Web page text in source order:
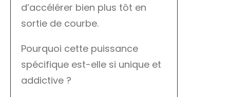
d’accélérer bien plus tôt en
sortie de courbe.
Pourquoi cette puissance
spécifique est-elle si unique et
addictive ?